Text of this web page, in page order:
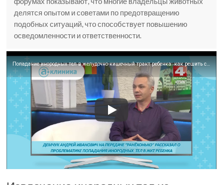
делятся опытом и советами по предотвращению
подобных ситуаций, что способствует повышению
осведомленности и ответственности.
Попадание инородных тел в желудочно-кишечный тракт ребенка: как решить столь неприятную проблему?